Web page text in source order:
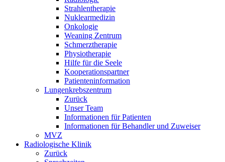
Strahlentherapie
Nuklearmedizin
Onkologie
Weaning Zentrum
Schmerztherapie
Physiotherapie
Hilfe für die Seele
Kooperationspartner
Patienteninformation
Lungenkrebszentrum
Zurück
Unser Team
Informationen für Patienten
Informationen für Behandler und Zuweiser
MVZ
Radiologische Klinik
Zurück